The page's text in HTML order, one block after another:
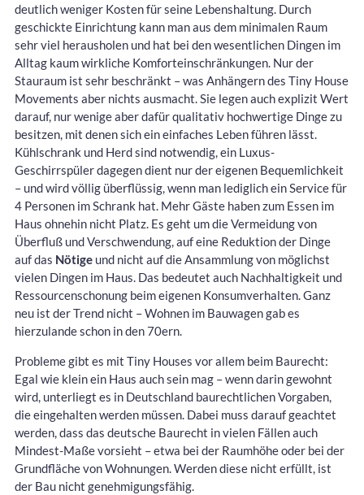
deutlich weniger Kosten für seine Lebenshaltung. Durch
geschickte Einrichtung kann man aus dem minimalen Raum
sehr viel herausholen und hat bei den wesentlichen Dingen im
Alltag kaum wirkliche Komforteinschränkungen. Nur der
Stauraum ist sehr beschränkt – was Anhängern des Tiny House
Movements aber nichts ausmacht. Sie legen auch explizit Wert
darauf, nur wenige aber dafür qualitativ hochwertige Dinge zu
besitzen, mit denen sich ein einfaches Leben führen lässt.
Kühlschrank und Herd sind notwendig, ein Luxus-
Geschirrspüler dagegen dient nur der eigenen Bequemlichkeit
– und wird völlig überflüssig, wenn man lediglich ein Service für
4 Personen im Schrank hat. Mehr Gäste haben zum Essen im
Haus ohnehin nicht Platz. Es geht um die Vermeidung von
Überfluß und Verschwendung, auf eine Reduktion der Dinge
auf das Nötige und nicht auf die Ansammlung von möglichst
vielen Dingen im Haus. Das bedeutet auch Nachhaltigkeit und
Ressourcenschonung beim eigenen Konsumverhalten. Ganz
neu ist der Trend nicht – Wohnen im Bauwagen gab es
hierzulande schon in den 70ern.
Probleme gibt es mit Tiny Houses vor allem beim Baurecht:
Egal wie klein ein Haus auch sein mag – wenn darin gewohnt
wird, unterliegt es in Deutschland baurechtlichen Vorgaben,
die eingehalten werden müssen. Dabei muss darauf geachtet
werden, dass das deutsche Baurecht in vielen Fällen auch
Mindest-Maße vorsieht – etwa bei der Raumhöhe oder bei der
Grundfläche von Wohnungen. Werden diese nicht erfüllt, ist
der Bau nicht genehmigungsfähig.